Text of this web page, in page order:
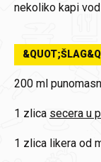
nekoliko kapi
200 ml
1 zlica secera u
1 zlica likera od